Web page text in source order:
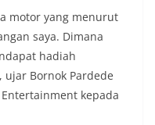
tempat tinggal warga.
tersebut,
informasi
potensi kerawanan,
mengganggu
menjelang
RI yang biasanya
motor yang menurut
saya. Dimana
hadiah
Bornok Pardede
kepada